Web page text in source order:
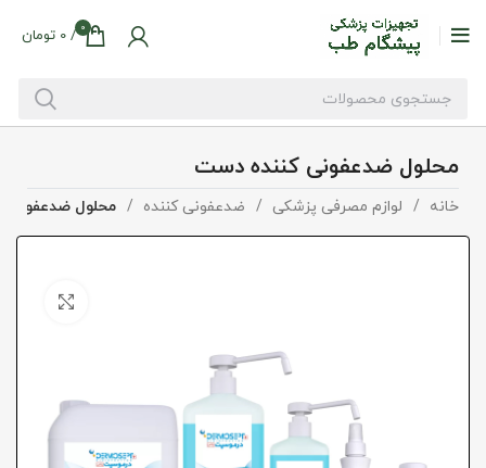
0
/
0 تومان
محلول ضدعفونی کننده دست
خانه لوازم مصرفی پزشکی ضدعفونی کننده محلول ضدعفونی